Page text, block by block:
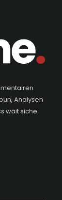
Analysen
wäit siche